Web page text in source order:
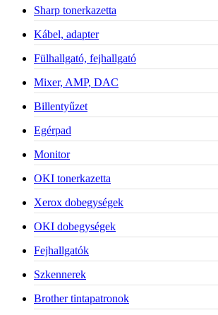
Sharp tonerkazetta
Kábel, adapter
Fülhallgató, fejhallgató
Mixer, AMP, DAC
Billentyűzet
Egérpad
Monitor
OKI tonerkazetta
Xerox dobegységek
OKI dobegységek
Fejhallgatók
Szkennerek
Brother tintapatronok